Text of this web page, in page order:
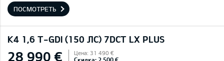
ПОСМОТРЕТЬ
K4 1,6 T-GDI (150 ЛС) 7DCT LX PLUS
28 990 € Цена: 31 490 €
Скидка: 2 500 €